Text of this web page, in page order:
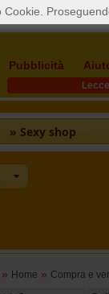
Pubblicità
Lecce
» Sexy shop
» Home » Compra e